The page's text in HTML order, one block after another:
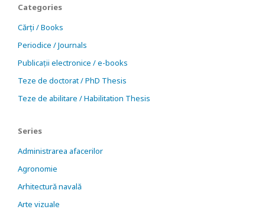
Categories
Cărți / Books
Periodice / Journals
Publicații electronice / e-books
Teze de doctorat / PhD Thesis
Teze de abilitare / Habilitation Thesis
Series
Administrarea afacerilor
Agronomie
Arhitectură navală
Arte vizuale